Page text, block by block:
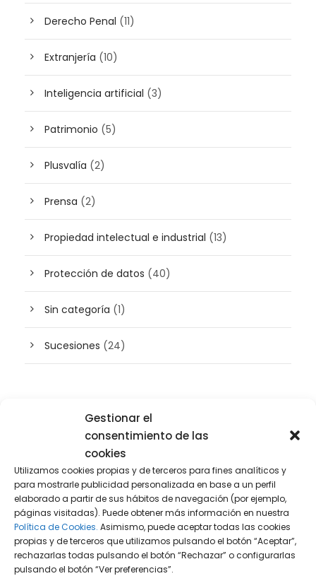
Gestionar el
consentimiento de las
cookies
Utilizamos cookies propias y de terceros para fines analíticos y
para mostrarle publicidad personalizada en base a un perfil
elaborado a partir de sus hábitos de navegación (por ejemplo,
páginas visitadas). Puede obtener más información en nuestra
Política de Cookies. Asimismo, puede aceptar todas las cookies
propias y de terceros que utilizamos pulsando el botón “Aceptar”,
rechazarlas todas pulsando el botón “Rechazar” o configurarlas
pulsando el botón “Ver preferencias”.
Derecho Penal (11)
Extranjería (10)
Inteligencia artificial (3)
Patrimonio (5)
Plusvalía (2)
Prensa (2)
Propiedad intelectual e industrial (13)
Protección de datos (40)
Sin categoría (1)
Sucesiones (24)
Buscador de artículos
DiG ABOGADOS